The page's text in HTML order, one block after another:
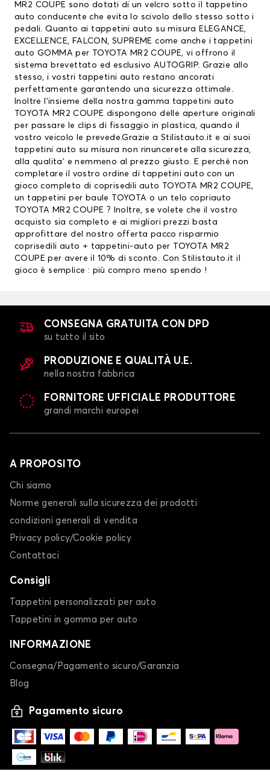
MR2 COUPE sono dotati di un velcro sotto il tappetino
auto conducente che evita lo scivolo dello stesso sotto i
pedali. Quanto ai tappetini auto su misura ELEGANCE,
EXCELLENCE, FALCON, SUPREME come anche i tappetini
auto GOMMA per TOYOTA MR2 COUPE, vi offrono il
sistema brevettato ed esclusivo AUTOGRIP. Grazie allo
stesso, i vostri tappetini auto restano ancorati
perfettamente garantendo una sicurezza ottimale.
Inoltre l’insieme della nostra gamma tappetini auto
TOYOTA MR2 COUPE dispongono delle aperture originali
per passare le clips di fissaggio in plastica, quando il
vostro veicolo le prevede.Grazie a Stilistauto.it e ai suoi
tappetini auto su misura non rinuncerete alla sicurezza,
alla qualita’ e nemmeno al prezzo giusto. E perchè non
completare il vostro ordine di tappetini auto con un
gioco completo di coprisedili auto TOYOTA MR2 COUPE,
un tappetini per baule TOYOTA o un telo copriauto
TOYOTA MR2 COUPE ? Inoltre, se volete che il vostro
acquisto sia completo e ai migliori prezzi basta
approfittare del nostro offerta pacco risparmio
coprisedili auto + tappetini-auto per TOYOTA MR2
COUPE per avere il 10% di sconto. Con Stilistauto.it il
gioco è semplice : più compro meno spendo !
CONSEGNA GRATUITA CON DPD
su tutto il sito
PRODUZIONE E QUALITÀ U.E.
nella nostra fabbrica
FORNITORE UFFICIALE PRODUTTORE
grandi marchi europei
A PROPOSITO
Chi siamo
Norme generali sulla sicurezza dei prodotti
condizioni generali di vendita
Privacy policy/Cookie policy
Contattaci
Consigli
Tappetini personalizzati per auto
Tappetini in gomma per auto
INFORMAZIONE
Consegna/Pagamento sicuro/Garanzia
Blog
Pagamento sicuro